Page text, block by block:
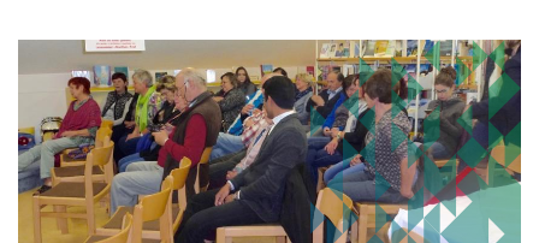
1
0
0
1
7
e
f
a
s
t